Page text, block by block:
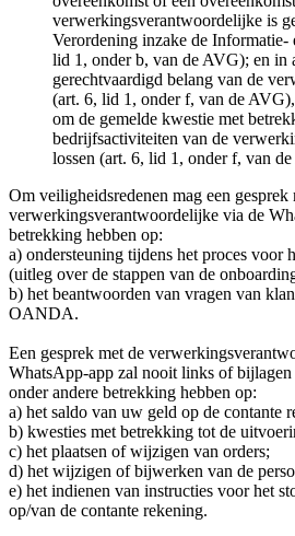
verwerkingsverantwoordelijke is
Verordening inzake de Informatie-
lid 1, onder b, van de AVG); en in
gerechtvaardigd belang van de
(art. 6, lid 1, onder f, van de
om de gemelde kwestie met
bedrijfsactiviteiten van de
lossen (art. 6, lid 1, onder f, van
Om veiligheidsredenen mag een gesprek
verwerkingsverantwoordelijke via de
betrekking hebben op:
a) ondersteuning tijdens het proces voor
(uitleg over de stappen van de
b) het beantwoorden van vragen van
OANDA.
Een gesprek met de
WhatsApp-app zal nooit links of bijlagen
onder andere betrekking hebben op:
a) het saldo van uw geld op de contante
b) kwesties met betrekking tot de
c) het plaatsen of wijzigen van orders;
d) het wijzigen of bijwerken van de
e) het indienen van instructies voor het
op/van de contante rekening.